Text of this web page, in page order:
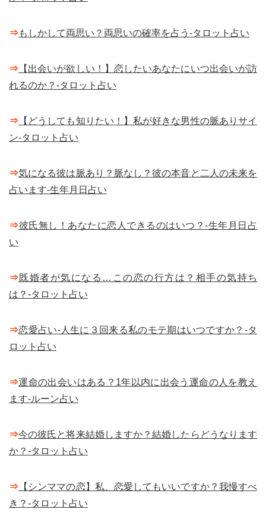
⇒もしかして両思い？両思いの確率を占う-タロット占い
⇒ 【出会いが欲しい！】恋したいあなたにいつ出会いが訪
れるのか？-タロット占い
⇒ 【どうしても知りたい！】私が好きな男性の脈ありサイ
ン-タロット占い
⇒気になる彼は脈あり？脈なし？彼の本音と二人の未来を
占います-生年月日占い
⇒彼氏無し！あなたに恋人できるのはいつ？-生年月日占
い
⇒既婚者が気になる…この恋の行方は？相手の気持ち
は？-タロット占い
⇒恋愛占い-人生に３回来る私のモテ期はいつですか？-タ
ロット占い
⇒運命の出会いはある？1年以内に出会う運命の人を教え
ます-ルーン占い
⇒今の彼氏と将来結婚しますか？結婚したらどうなります
か？-タロット占い
⇒ 【シンママの恋】私、恋愛してもいいですか？我慢すべ
き？-タロット占い